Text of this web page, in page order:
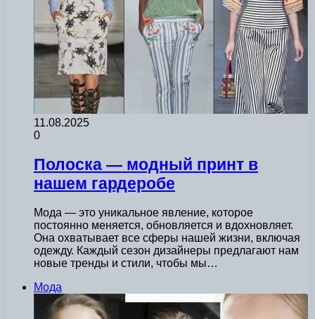
11.08.2025
0
Полоска — модный принт в
нашем гардеробе
Мода — это уникальное явление, которое
постоянно меняется, обновляется и вдохновляет.
Она охватывает все сферы нашей жизни, включая
одежду. Каждый сезон дизайнеры предлагают нам
новые тренды и стили, чтобы мы…
Мода